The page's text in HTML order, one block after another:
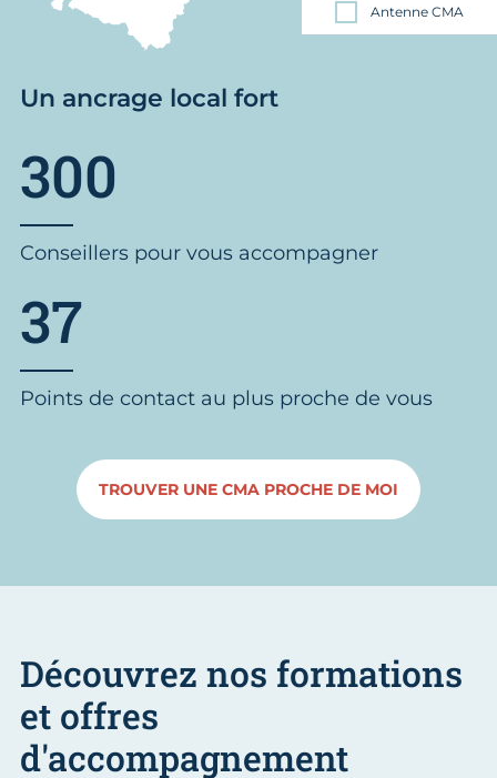
Antenne CMA
Un ancrage local fort
300
Conseillers pour vous accompagner
37
Points de contact au plus proche de vous
TROUVER UNE CMA PROCHE DE MOI
Découvrez nos formations
et offres
d'accompagnement